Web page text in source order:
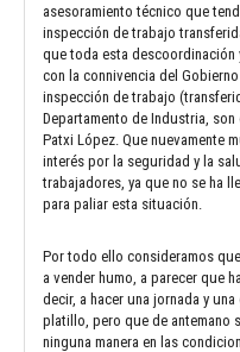
asesoramiento técnico que
inspección de trabajo
que toda esta descoordinación
con la connivencia del
inspección de trabajo
Departamento de Industria,
Patxi López. Que nuevamente
interés por la seguridad y la
trabajadores, ya que no se ha
para paliar esta situación.
Por todo ello consideramos
a vender humo, a parecer que
decir, a hacer una jornada y
platillo, pero que de antemano
ninguna manera en las